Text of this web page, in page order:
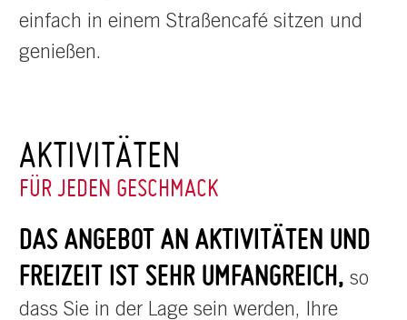
einfach in einem Straßencafé sitzen und
genießen.
AKTIVITÄTEN
FÜR JEDEN GESCHMACK
DAS ANGEBOT AN AKTIVITÄTEN UND
FREIZEIT IST SEHR UMFANGREICH, so
dass Sie in der Lage sein werden, Ihre